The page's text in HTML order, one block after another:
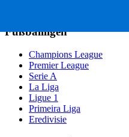
Fußballligen
Champions League
Premier League
Serie A
La Liga
Ligue 1
Primeira Liga
Eredivisie